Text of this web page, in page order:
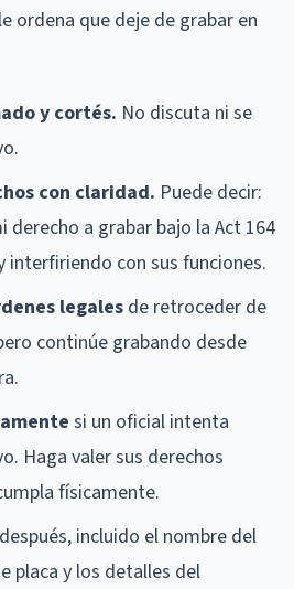
ordena que deje de grabar en
y cortés. No discuta ni se
con claridad. Puede decir:
derecho a grabar bajo la Act 164
interfiriendo con sus funciones.
legales de retroceder de
continúe grabando desde
si un oficial intenta
Haga valer sus derechos
físicamente.
después, incluido el nombre del
placa y los detalles del